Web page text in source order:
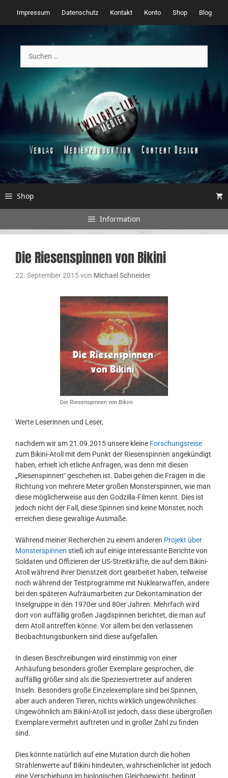
Inhalt
springen
Impressum Datenschutz Kontakt Konto Shop Blog
nach:
Shop
Information
Die Riesenspinnen von Bikini
22. September 2015von Michael Schneider
Die Riesenspinnen von Bikini
Werte Leserinnen und Leser,
nachdem wir am 21.09.2015 unsere kleine Forschungsreise
zum Bikini-Atoll mit dem Punkt der Riesenspinnen angekündigt
haben, erhielt ich etliche Anfragen, was denn mit diesen
„Riesenspinnen“ geschehen ist. Dabei gehen die Fragen in die
Richtung von mehrere Meter großen Monsterspinnen, wie man
diese möglicherweise aus den Godzilla-Filmen kennt. Dies ist
jedoch nicht der Fall, diese Spinnen sind keine Monster, noch
erreichen diese gewaltige Ausmaße.
Während meiner Recherchen zu einem anderen Projekt über
Monsterspinnen stieß ich auf einige interessante Berichte von
Soldaten und Offizieren der US-Streitkräfte, die auf dem Bikini-
Atoll während ihrer Dienstzeit dort gearbeitet haben, teilweise
noch während der Testprogramme mit Nuklearwaffen, andere
bei den späteren Aufräumarbeiten zur Dekontamination der
Inselgruppe in den 1970er und 80er Jahren. Mehrfach wird
dort von auffällig großen Jagdspinnen berichtet, die man auf
dem Atoll antreffen könne. Vor allem bei den verlassenen
Beobachtungsbunkern sind diese aufgefallen.
In diesen Beschreibungen wird einstimmig von einer
Anhäufung besonders großer Exemplare gesprochen, die
auffällig größer sind als die Speziesvertreter auf anderen
Inseln. Besonders große Einzelexemplare sind bei Spinnen,
aber auch anderen Tieren, nichts wirklich ungewöhnliches.
Ungewöhnlich am Bikini-Atoll ist jedoch, dass diese übergroßen
Exemplare vermehrt auftreten und in großer Zahl zu finden
sind.
Dies könnte natürlich auf eine Mutation durch die hohen
Strahlenwerte auf Bikini hindeuten, wahrscheinlicher ist jedoch
eine Verschiebung im biologischen Gleichgewicht, bedingt